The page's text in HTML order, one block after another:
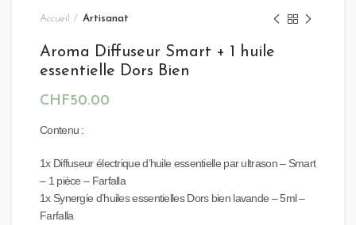
Accueil Artisanat
Aroma Diffuseur Smart + 1 huile
essentielle Dors Bien
CHF50.00
Contenu :
1x Diffuseur électrique d’huile essentielle par ultrason – Smart
– 1 pièce – Farfalla
1x Synergie d’huiles essentielles Dors bien lavande – 5ml –
Farfalla